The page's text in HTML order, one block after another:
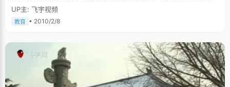
蒋艺是典型的南方人，温婉的气质，笑容纯真甜美。蒋艺从小在厦门长大，
说话带着一点点台湾腔，语气非常柔软，一幅大家闺秀的模样，见面就给人
好感。蒋艺毕业于厦门外国语学院，受到沿海经济发展氛围影响，对商贸非
站在北大校园的某个角落，端着西班牙语的单词本认真背诵。"从高一开始，
我就想着争取成绩能报送北大的西班牙语系。后来，高三保送工作开始的时
候，班主任老师看我成绩挺好的，就跟我说，你还是应该参加一下高考，学
了那么多年，应该验证一下自己的能力"，蒋艺说，"其实我心里一直想学商
学，想去港大，只有参加高考才能实现这个梦想，最后我放弃了保送"。人生
UP主: 飞宇视频
教育 • 2010/2/8